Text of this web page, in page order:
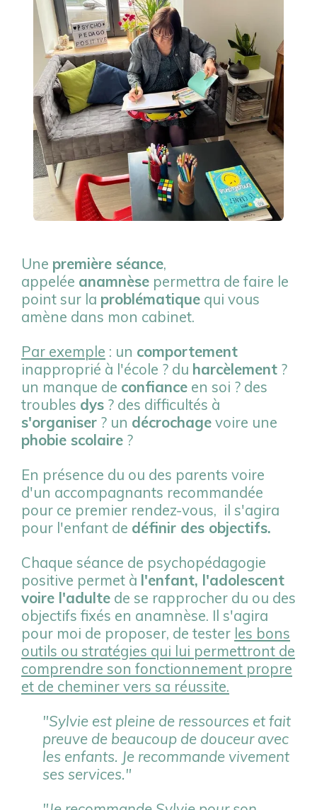
Une première séance,
appelée anamnèse permettra de faire le
point sur la problématique qui vous
amène dans mon cabinet.
Par exemple : un comportement
inapproprié à l'école ? du harcèlement ?
un manque de confiance en soi ? des
troubles dys ? des difficultés à
s'organiser ? un décrochagevoire une
phobie scolaire ?
En présence du ou des parents voire
d'un accompagnants recommandée
pour ce premier rendez-vous, il s'agira
pour l'enfant de définir des objectifs.
Chaque séance de psychopédagogie
positive permet à l'enfant, l'adolescent
voire l'adulte de se rapprocher du ou des
objectifs fixés en anamnèse. Il s'agira
pour moi de proposer, de tester les bons
outils ou stratégies qui lui permettront de
comprendre son fonctionnement propre
et de cheminer vers sa réussite.
"Sylvie est pleine de ressources et fait
preuve de beaucoup de douceur avec
les enfants. Je recommande vivement
ses services."